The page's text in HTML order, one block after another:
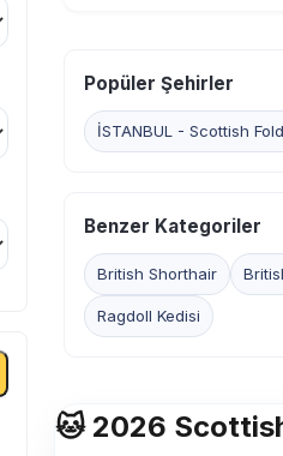
Popüler Şehirler
İSTANBUL - Scottish
Benzer Kategoriler
British Shorthair
Ragdoll Kedisi
🐱 2026